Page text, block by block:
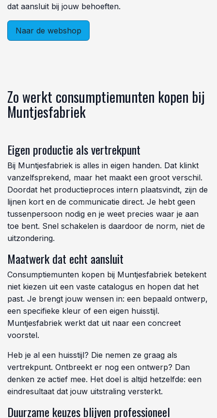
dat aansluit bij jouw behoeften.
Naar de webshop
Zo werkt consumptiemunten kopen bij
Muntjesfabriek
Eigen productie als vertrekpunt
Bij Muntjesfabriek is alles in eigen handen. Dat klinkt
vanzelfsprekend, maar het maakt een groot verschil.
Doordat het productieproces intern plaatsvindt, zijn de
lijnen kort en de communicatie direct. Je hebt geen
tussenpersoon nodig en je weet precies waar je aan
toe bent. Snel schakelen is daardoor de norm, niet de
uitzondering.
Maatwerk dat echt aansluit
Consumptiemunten kopen bij Muntjesfabriek betekent
niet kiezen uit een vaste catalogus en hopen dat het
past. Je brengt jouw wensen in: een bepaald ontwerp,
een specifieke kleur of een eigen huisstijl.
Muntjesfabriek werkt dat uit naar een concreet
voorstel.
Heb je al een huisstijl? Die nemen ze graag als
vertrekpunt. Ontbreekt er nog een ontwerp? Dan
denken ze actief mee. Het doel is altijd hetzelfde: een
eindresultaat dat jouw uitstraling versterkt.
Duurzame keuzes blijven professioneel